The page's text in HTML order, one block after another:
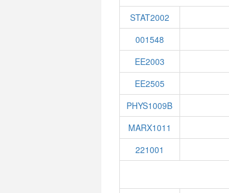
STAT2002
001548
EE2003
EE2505
PHYS1009B
MARX1011
221001